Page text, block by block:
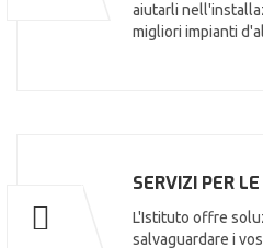
aiutarli
migliori impianti
SERVIZI PER
L'Istituto offre
salvaguardare i